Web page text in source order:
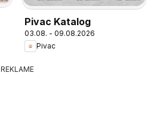
Pivac Katalog
03.08. - 09.08.2026
Pivac
REKLAME